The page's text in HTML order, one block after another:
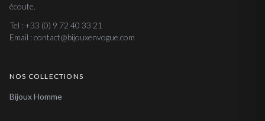
écoute.
Tel : +33 (0) 9 72 40 33 21
Email : contact@bijouxenvogue.com
NOS COLLECTIONS
Bijoux Homme